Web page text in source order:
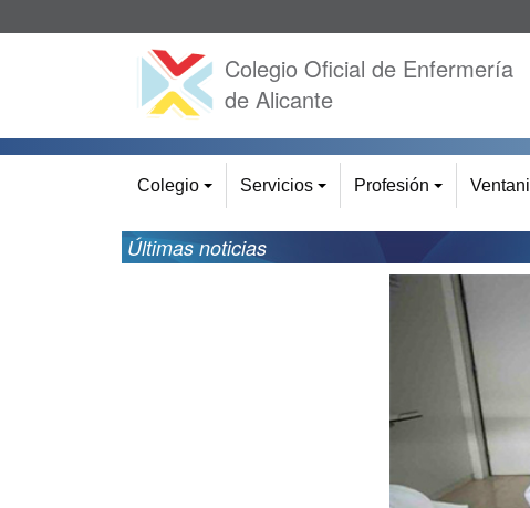
Colegio Oficial de Enfermería
de Alicante
Colegio Servicios Profesión
Últimas noticias